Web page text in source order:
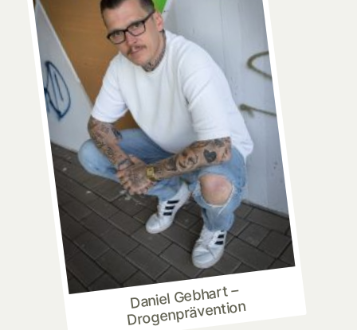
Daniel Gebhart –
Drogenprävention